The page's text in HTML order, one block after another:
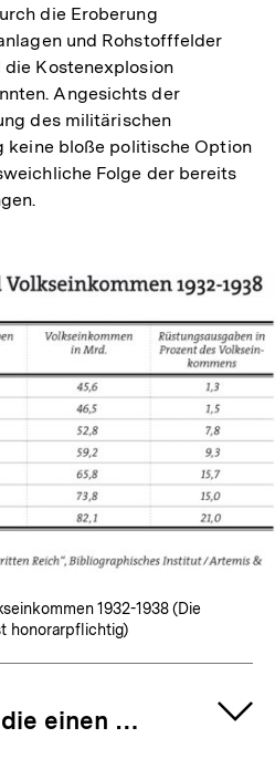
die Eroberung
und Rohstofffelder
Kostenexplosion
Angesichts der
des militärischen
keine bloße politische Option
Folge der bereits
In
Lightbox
öffnen
1932-1938 (Die
honorarpflichtig)
einen …